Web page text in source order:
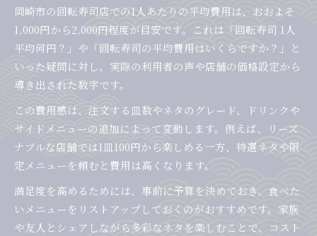
岡崎市の回転寿司店での1人あたりの平均費用は、おおよそ
1,000円から2,000円程度が目安です。これは「回転寿司 1人
平均何円？」や「回転寿司の平均費用はいくらですか？」と
いった疑問に対し、実際の利用者の声や店舗の価格設定から
導き出された数字です。
この費用感は、注文する皿数やネタのグレード、ドリンクや
サイドメニューの追加によって変動します。例えば、リーズ
ナブルな店舗では1皿100円から楽しめる一方、特選ネタや限
定メニューを頼むと費用は高くなります。
満足度を高めるためには、事前に予算を決めておき、食べた
いメニューをリストアップしておくのがおすすめです。家族
や友人とシェアしながら多彩なネタを楽しむことで、コスト